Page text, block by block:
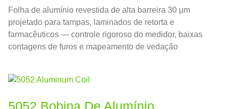
Folha de alumínio revestida de alta barreira 30 µm
projetado para tampas, laminados de retorta e
farmacêuticos — controle rigoroso do medidor, baixas
contagens de furos e mapeamento de vedação
5052 Bobina De Alumínio